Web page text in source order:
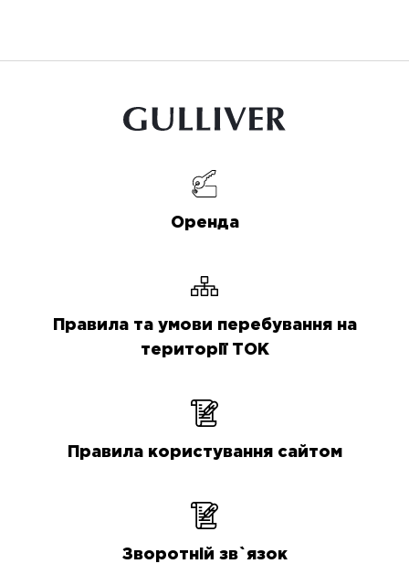
Оренда
Правила та умови перебування на
території ТОК
Правила користування сайтом
Зворотній зв`язок